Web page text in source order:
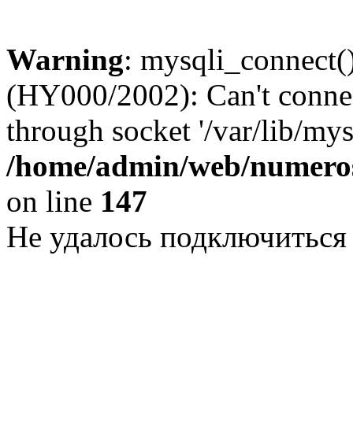
Warning:
(HY000/2002): Can't
through socket '/var/lib/
/home/admin/web/
on line 147
Не удалось